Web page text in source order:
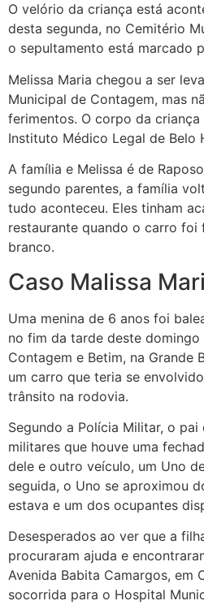
O velório da criança está
desta segunda, no Cemitério
o sepultamento está marcado
Melissa Maria chegou a ser
Municipal de Contagem, mas
ferimentos. O corpo da
Instituto Médico Legal de Belo
A família e Melissa é de
segundo parentes, a família
tudo aconteceu. Eles tinham
restaurante quando o carro foi
branco.
Caso Malissa
Uma menina de 6 anos foi
no fim da tarde deste domingo
Contagem e Betim, na Grande
um carro que teria se
trânsito na rodovia.
Segundo a Polícia Militar, o
militares que houve uma
dele e outro veículo, um Uno
seguida, o Uno se aproximou
estava e um dos ocupantes
Desesperados ao ver que a
procuraram ajuda e
Avenida Babita Camargos, em
socorrida para o Hospital